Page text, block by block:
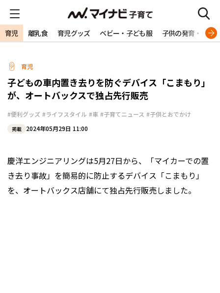
育児 離乳食 育児グッズ ベビー・子ども服 子供の発育・発達
育児
子どもの車内置き去りを防ぐデバイス「こまもり」
が、オートバックスで独占先行販売
#便利グッズ #ライフスタイル #車 #子育てニュース #子供とおでかけ
掲載 2024年05月29日 11:00
慶洋エンジニアリングは5月27日から、「マイカーでの置
き去り事故」を簡易的に防止するデバイス「こまもり」
を、オートバックス店舗にて独占先行販売しました。